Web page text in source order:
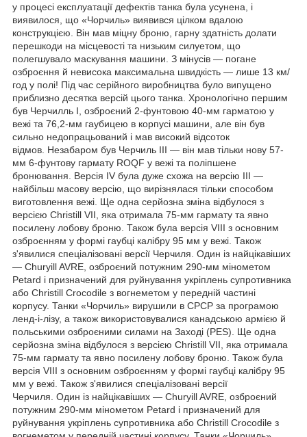
у процесі експлуатації дефектів танка була усунена, і
виявилося, що «Чорчиль» виявився цілком вдалою
конструкцією. Він мав міцну броню, гарну здатність долати
перешкоди на місцевості та низьким силуетом, що
полегшувало маскування машини. З мінусів — погане
озброєння й невисока максимальна швидкість — лише 13 км/
год у полі! Під час серійного виробництва було випущено
приблизно десятка версій цього танка. Хронологічно першим
був Черчилль I, озброєний 2-фунтовою 40-мм гарматою у
вежі та 76,2-мм гаубицею в корпусі машини, але він був
сильно недопрацьований і мав високий відсоток
відмов. Незабаром був Черчиль III — він мав тільки нову 57-
мм 6-фунтову гармату ROQF у вежі та поліпшене
бронювання. Версія IV була дуже схожа на версію III —
найбільш масову версію, що вирізнялася тільки способом
виготовлення вежі. Ще одна серйозна зміна відбулося з
версією Christill VII, яка отримала 75-мм гармату та явно
посилену лобову броню. Також була версія VIII з основним
озброєнням у формі гаубці калібру 95 мм у вежі. Також
з'явилися спеціалізовані версії Черчиля. Один із найцікавіших
— Churyill AVRE, озброєний потужним 290-мм мінометом
Petard і призначений для руйнування укріплень супротивника
або Christill Crocodile з вогнеметом у передній частині
корпусу. Танки «Чорчиль» вирушили в СРСР за програмою
ленд-і-лізу, а також використовувалися канадською армією й
польськими озброєними силами на Заході (PES). Ще одна
серйозна зміна відбулося з версією Christill VII, яка отримала
75-мм гармату та явно посилену лобову броню. Також була
версія VIII з основним озброєнням у формі гаубці калібру 95
мм у вежі. Також з'явилися спеціалізовані версії
Черчиля. Один із найцікавіших — Churyill AVRE, озброєний
потужним 290-мм мінометом Petard і призначений для
руйнування укріплень супротивника або Christill Crocodile з